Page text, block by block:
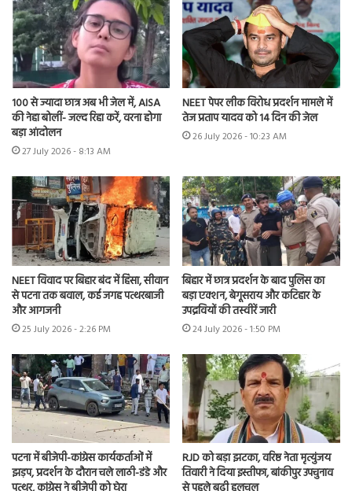
100 से ज्यादा छात्र अब भी जेल में, AISA
की नेहा बोलीं- जल्द रिहा करें, वरना होगा
बड़ा आंदोलन
27 July 2026 - 8:13 AM
NEET पेपर लीक विरोध प्रदर्शन मामले में
तेज प्रताप यादव को 14 दिन की जेल
26 July 2026 - 10:23 AM
NEET विवाद पर बिहार बंद में हिंसा, सीवान
से पटना तक बवाल, कई जगह पत्थरबाजी
और आगजनी
25 July 2026 - 2:26 PM
बिहार में छात्र प्रदर्शन के बाद पुलिस का
बड़ा एक्शन, बेगूसराय और कटिहार के
उपद्रवियों की तस्वीरें जारी
24 July 2026 - 1:50 PM
पटना में बीजेपी-कांग्रेस कार्यकर्ताओं में
झड़प, प्रदर्शन के दौरान चले लाठी-डंडे और
RJD को बड़ा झटका, वरिष्ठ नेता मृत्युंजय
तिवारी ने दिया इस्तीफा, बांकीपुर उपचुनाव